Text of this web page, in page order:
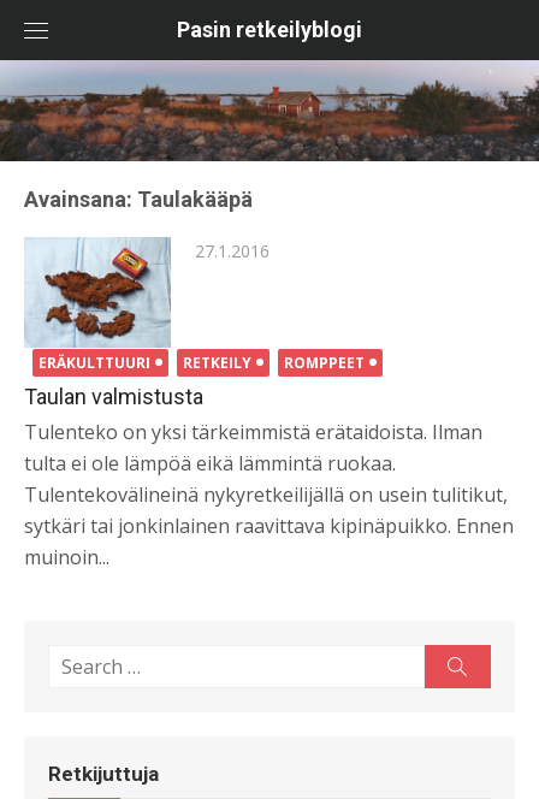
content
Pasin retkeilyblogi
Avainsana: Taulakääpä
Posted
27.1.2016
ERÄKULTTUURI RETKEILY ROMPPEET
Taulan valmistusta
Tulenteko on yksi tärkeimmistä erätaidoista. Ilman
tulta ei ole lämpöä eikä lämmintä ruokaa.
Tulentekovälineinä nykyretkeilijällä on usein tulitikut,
sytkäri tai jonkinlainen raavittava kipinäpuikko. Ennen
muinoin...
Search
Retkijuttuja